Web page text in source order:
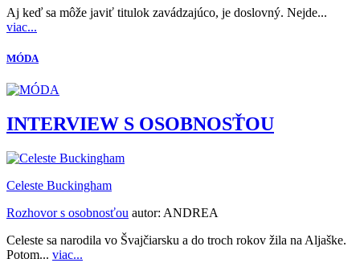
Aj keď sa môže javiť titulok zavádzajúco, je doslovný. Nejde...
viac...
MÓDA
INTERVIEW S OSOBNOSŤOU
Celeste Buckingham
Rozhovor s osobnosťou autor: ANDREA
Celeste sa narodila vo Švajčiarsku a do troch rokov žila na Aljaške.
Potom... viac...